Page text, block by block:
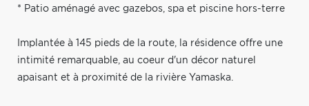
* Patio aménagé avec gazebos, spa et piscine hors-terre
Implantée à 145 pieds de la route, la résidence offre une
intimité remarquable, au coeur d'un décor naturel
apaisant et à proximité de la rivière Yamaska.